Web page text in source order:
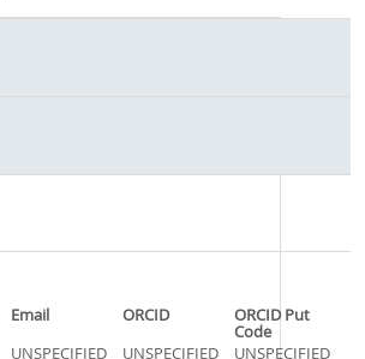
Email ORCID ORCID Put
Code
UNSPECIFIED UNSPECIFIED UNSPECIFIED